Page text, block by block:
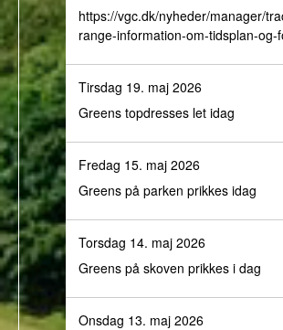
https://vgc.dk/nyheder/manager/
range-information-om-tidsplan-og-
Tirsdag 19. maj 2026
Greens topdresses let idag
Fredag 15. maj 2026
Greens på parken prikkes idag
Torsdag 14. maj 2026
Greens på skoven prikkes i dag
Onsdag 13. maj 2026